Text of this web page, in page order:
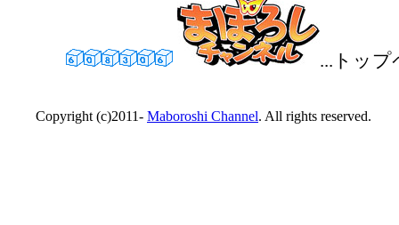
...トップ
Copyright (c)2011- Maboroshi Channel. All rights reserved.